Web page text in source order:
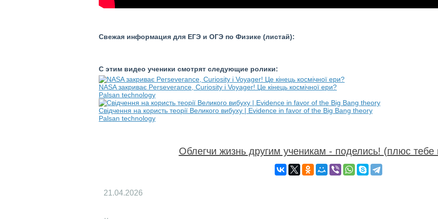
Свежая информация для ЕГЭ и ОГЭ по Физике (листай):
С этим видео ученики смотрят следующие ролики:
NASA закриває Perseverance, Curiosity і Voyager! Це кінець космічної ери?
Palsan technology
Свідчення на користь теорії Великого вибуху | Evidence in favor of the Big Bang theory
Palsan technology
Облегчи жизнь другим ученикам - поделись! (плюс тебе
21.04.2026